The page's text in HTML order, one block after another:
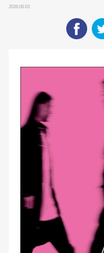
2026.06.03